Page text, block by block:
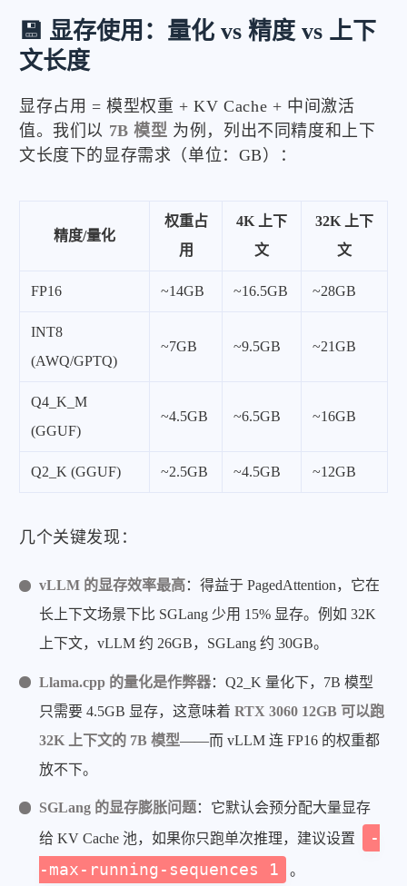
💾 显存使用：量化 vs 精度 vs 上下
文长度
显存占用 = 模型权重 + KV Cache + 中间激活
值。我们以 7B 模型 为例，列出不同精度和上下
文长度下的显存需求（单位：GB）：
精度/量化
权重占
用
4K 上下
文
32K 上下
文
FP16 ~14GB ~16.5GB ~28GB
INT8
(AWQ/GPTQ)
~7GB ~9.5GB ~21GB
Q4_K_M
(GGUF)
~4.5GB ~6.5GB ~16GB
Q2_K (GGUF) ~2.5GB ~4.5GB ~12GB
几个关键发现：
vLLM 的显存效率最高：得益于 PagedAttention，它在
长上下文场景下比 SGLang 少用 15% 显存。例如 32K
上下文，vLLM 约 26GB，SGLang 约 30GB。
Llama.cpp 的量化是作弊器：Q2_K 量化下，7B 模型
只需要 4.5GB 显存，这意味着RTX 3060 12GB 可以跑
32K 上下文的 7B 模型——而 vLLM 连 FP16 的权重都
放不下。
SGLang 的显存膨胀问题：它默认会预分配大量显存
给 KV Cache 池，如果你只跑单次推理，建议设置
-
-max-running-sequences 1
。